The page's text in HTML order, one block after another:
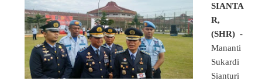
SIANTA
R,
(SHR) -
Mananti
Sukardi
Sianturi